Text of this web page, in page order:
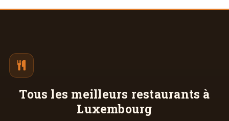
1 Boule de Sorbet au choix
(Passion, Citron, Cassis, Poire)
Afficher la suite
Plus d'infos à télécharger
Tous les meilleurs restaurants à
Luxembourg